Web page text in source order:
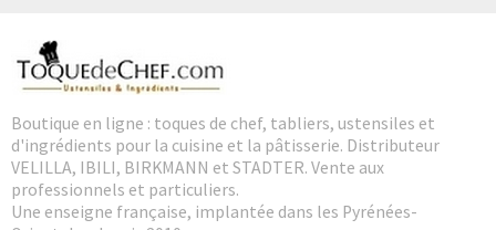
Boutique en ligne : toques de chef, tabliers, ustensiles et
d'ingrédients pour la cuisine et la pâtisserie. Distributeur
VELILLA, IBILI, BIRKMANN et STADTER. Vente aux
professionnels et particuliers.
Une enseigne française, implantée dans les Pyrénées-